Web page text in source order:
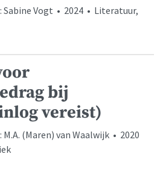
Sabine Vogt • 2024 • Literatuur,
bij
vereist)
M.A. (Maren) van Waalwijk • 2020